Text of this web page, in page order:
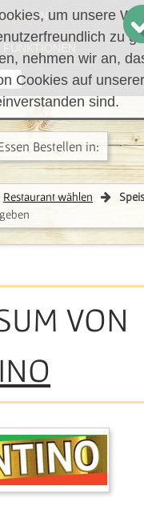
um unsere
zu
nehmen wir an,
Cookies auf
sind.
FUNKTIONEN
Restaurant wählen
Bestellen in:
VON